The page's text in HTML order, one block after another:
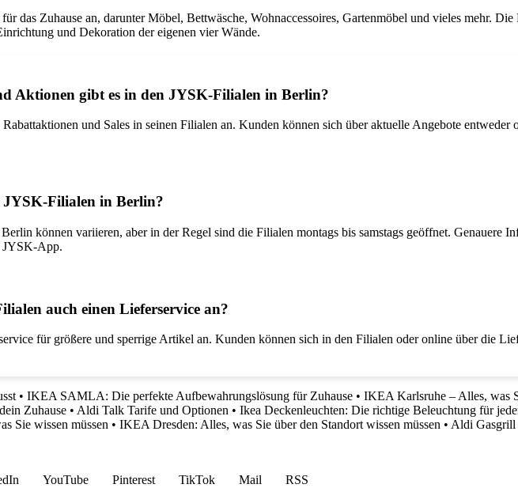
das Zuhause an, darunter Möbel, Bettwäsche, Wohnaccessoires, Gartenmöbel und vieles mehr.
und Dekoration der eigenen vier Wände.
Aktionen gibt es in den JYSK-Filialen in Berlin?
und Sales in seinen Filialen an. Kunden können sich über aktuelle Angebote
JYSK-Filialen in Berlin?
können variieren, aber in der Regel sind die Filialen montags bis samstags geöffnet. Genauere
JYSK-App.
auch einen Lieferservice an?
für größere und sperrige Artikel an. Kunden können sich in den Filialen oder online über die
• IKEA SAMLA: Die perfekte Aufbewahrungslösung für Zuhause • IKEA Karlsruhe – Alles, was
Zuhause • Aldi Talk Tarife und Optionen • Ikea Deckenleuchten: Die richtige Beleuchtung für
Sie wissen müssen • IKEA Dresden: Alles, was Sie über den Standort wissen müssen • Aldi Gasgrill
YouTube Pinterest TikTok Mail
RSS